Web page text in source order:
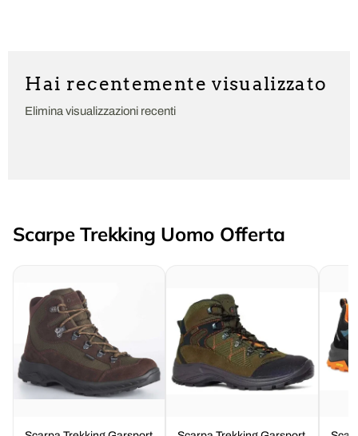
Hai recentemente visualizzato
Elimina visualizzazioni recenti
Scarpe Trekking Uomo Offerta